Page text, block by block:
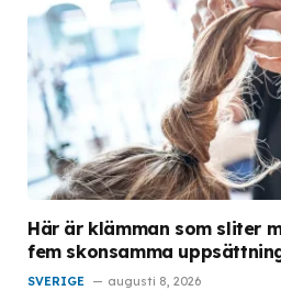
Här är klämman som sliter
fem skonsamma
SVERIGE augusti 8, 2026